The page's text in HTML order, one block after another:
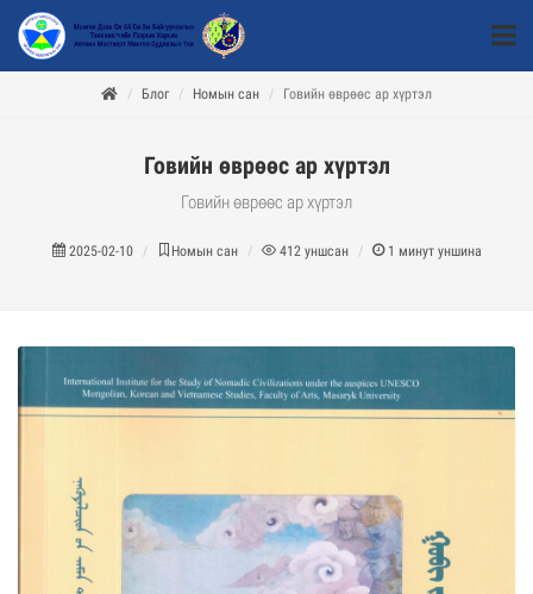
Блог Номын сан Говийн өврөөс ар хүртэл
Говийн өврөөс ар хүртэл
Говийн өврөөс ар хүртэл
2025-02-10 Номын сан 412 уншсан 1 минут уншина